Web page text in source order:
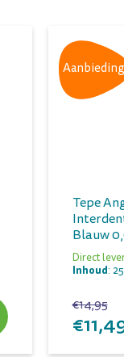
Aanbieding
Tepe
Blauw
Direct
Inhoud:
€14,95